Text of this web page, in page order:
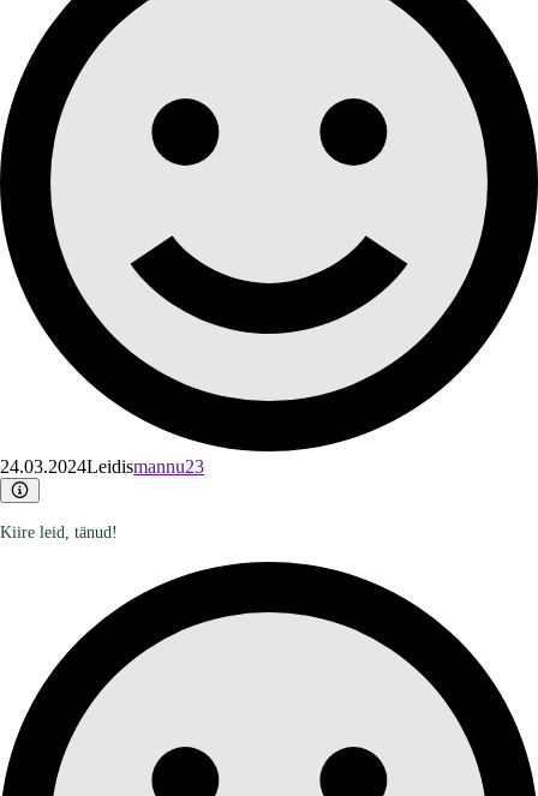
24.03.2024Leidismannu23
Kiire leid, tänud!